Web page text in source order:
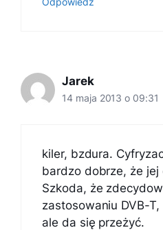
Jarek
14 maja 2013 o 09:31
kiler, bzdura.
bardzo dobrze, że jej
Szkoda, że
zastosowaniu DVB-
ale da się przeżyć.